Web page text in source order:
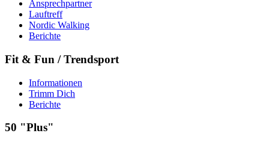
Ansprechpartner
Lauftreff
Nordic Walking
Berichte
Fit & Fun / Trendsport
Informationen
Trimm Dich
Berichte
50 "Plus"